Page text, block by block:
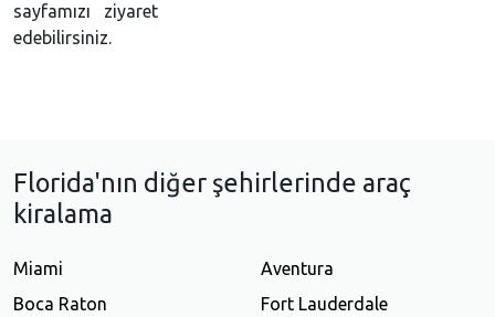
sayfamızı ziyaret
edebilirsiniz.
Florida'nın diğer şehirlerinde araç
kiralama
Miami
Aventura
Boca Raton
Fort Lauderdale